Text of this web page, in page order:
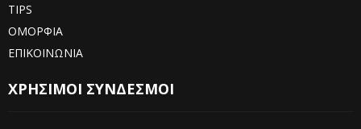
TIPS
ΟΜΟΡΦΙΑ
ΕΠΙΚΟΙΝΩΝΙΑ
ΧΡΗΣΙΜΟΙ ΣΥΝΔΕΣΜΟΙ